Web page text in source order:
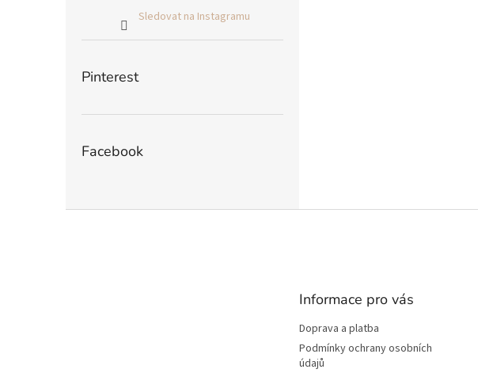
Sledovat na Instagramu
Pinterest
Facebook
Informace pro vás
Doprava a platba
Podmínky ochrany osobních
údajů